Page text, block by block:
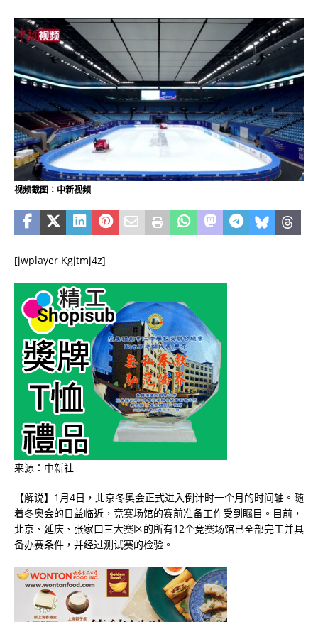
视频截图：中新视频
[jwplayer Kgjtmj4z]
来源：中新社
【解说】1月4日，北京冬奥会正式进入倒计时一个月的时间轴。随
着冬奥会的日益临近，竞赛场馆的赛前准备工作受到瞩目。目前，
北京、延庆、张家口三大赛区的所有12个竞赛场馆已全部完工并具
备办赛条件，并经过测试赛的检验。